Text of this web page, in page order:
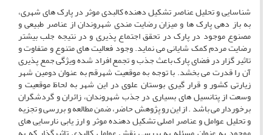
شناسایی و تحلیل عناصر تشکیل دهنده کالبدی موثر در پارک های شهری،
به باز دهی پارک ها و میزان رضایت مندی شهروندان از عناصر طبیعی و
مصنوع موجود در پارک در تحقق اجتماع پذیری و در نتیجه جلب بیشتر
رضایت مردم کمک شایانی می نماید. وجود فعالیت های متنوع و متفاوت و
تاثیر گزار در فضای پارک باعث جذب و تجمع افراد شده ویژگی جمع پذیری
آن را قدرت می بخشد. با توجه به موقعیت شهرقم به عنوان دومین شهر
زیارتی کشور و قرار گیری بوستان علوی در این شهر به لحاظ موقعیت و
وسعت از پتانسیل های بسیاری در جذب شهروندان، زائران و گردشگران
برخوردار می باشد . از این رو پژوهش حاضر، ضمن مطالعه و بررسی و تجزیه
و تحلیل عوامل و عناصر اصلی تشکیل دهنده موثر و ارز یابی نارسایی های